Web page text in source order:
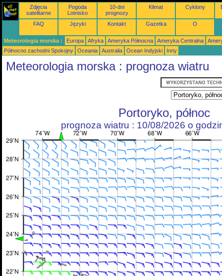
Zdjęcia
satelitarne
Pogoda
Lotnisko
10-dni
prognozy
Klimat Cyklony
FAQ Języki Kontakt Gazetka O
Meteorologia morska : Europa Afryka Ameryka Północna Ameryka Centralna
Północno zachodni Spokojny
Oceania Australia Ocean Indyjski Inny
Meteorologia morska : prognoza wiatru
Portoryko, północ
prognoza wiatru : 10/08/2026 o